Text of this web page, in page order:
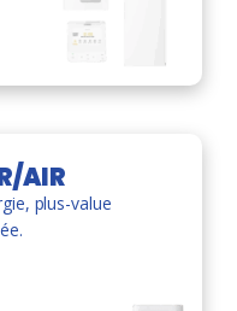
AIR
plus-value